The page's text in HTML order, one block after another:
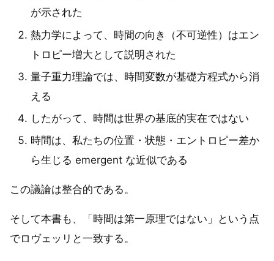
が示された
熱力学によって、時間の向き（不可逆性）はエン
トロピー増大として説明された
量子重力理論では、時間変数が基礎方程式から消
える
したがって、時間は世界の基底的実在ではない
時間は、私たちの位置・状態・エントロピー差か
ら生じる emergent な近似である
この議論は整合的である。
そして本書も、「時間は第一原理ではない」という点
でロヴェッリと一致する。